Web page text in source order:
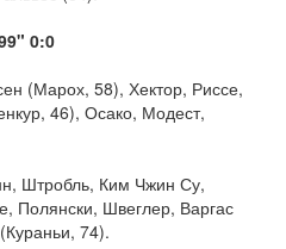
0:0
(Марох, 58), Хектор, Риссе,
46), Осако, Модест,
Штробль, Ким Чжин Су,
Полянски, Швеглер, Варгас
74).